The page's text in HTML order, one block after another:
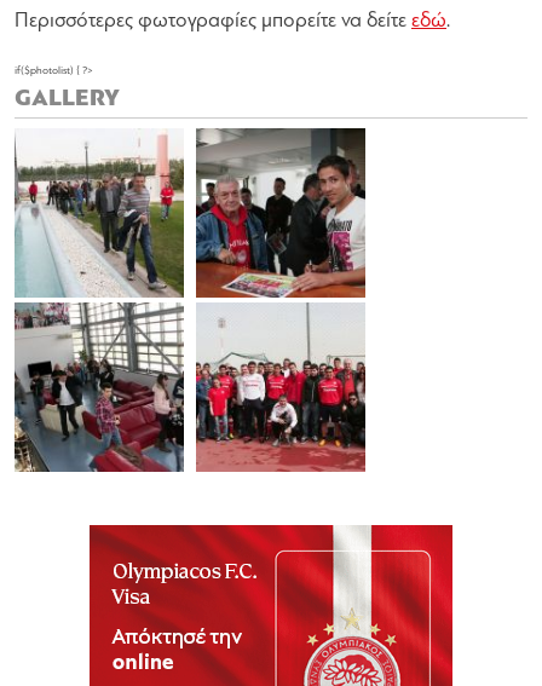
Περισσότερες φωτογραφίες μπορείτε να δείτε εδώ.
if($photolist) { ?>
GALLERY